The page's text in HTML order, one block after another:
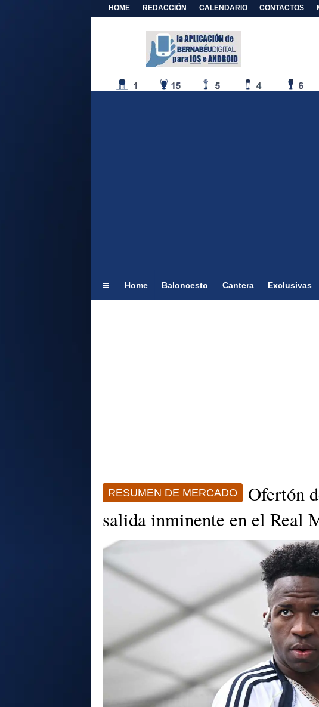
HOME REDACCIÓN CALENDARIO CONTACTOS
Home Baloncesto Cantera Exclusivas
RESUMEN DE MERCADO
Ofertón
salida inminente en el Real